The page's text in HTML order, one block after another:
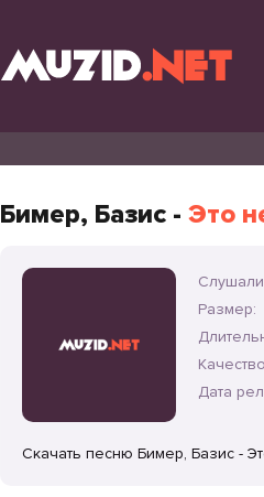
Бимер, Базис - Это
Размер:
Дата
Скачать песню Бимер, Базис -